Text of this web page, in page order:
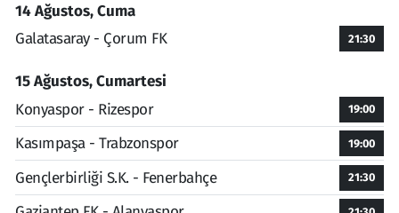
14 Ağustos, Cuma
Galatasaray - Çorum FK
21:30
15 Ağustos, Cumartesi
Konyaspor - Rizespor
19:00
Kasımpaşa - Trabzonspor 19:00
Gençlerbirliği S.K. - Fenerbahçe 21:30